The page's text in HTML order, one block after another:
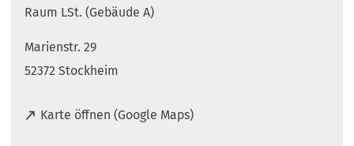
Raum LSt. (Gebäude A)
Marienstr. 29
52372 Stockheim
Karte öffnen (Google Maps)
(